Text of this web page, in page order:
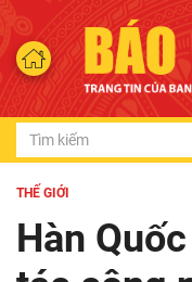
THẾ GIỚI
Hàn